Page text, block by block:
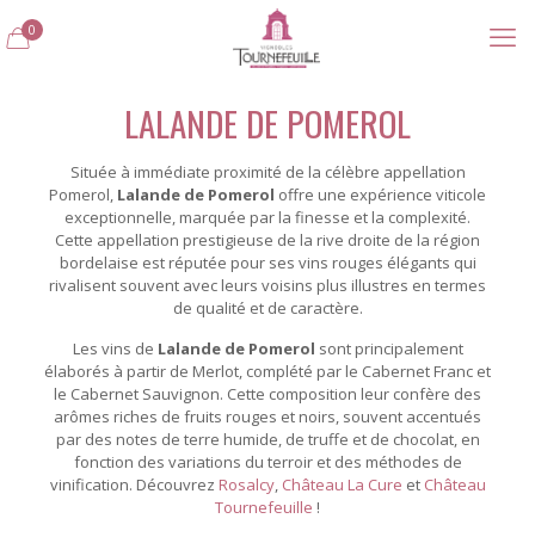
0
LALANDE DE POMEROL
Située à immédiate proximité de la célèbre appellation
Pomerol, Lalande de Pomerol offre une expérience viticole
exceptionnelle, marquée par la finesse et la complexité.
Cette appellation prestigieuse de la rive droite de la région
bordelaise est réputée pour ses vins rouges élégants qui
rivalisent souvent avec leurs voisins plus illustres en termes
de qualité et de caractère.
Les vins de Lalande de Pomerol sont principalement
élaborés à partir de Merlot, complété par le Cabernet Franc et
le Cabernet Sauvignon. Cette composition leur confère des
arômes riches de fruits rouges et noirs, souvent accentués
par des notes de terre humide, de truffe et de chocolat, en
fonction des variations du terroir et des méthodes de
vinification. Découvrez Rosalcy, Château La Cure et Château
Tournefeuille !